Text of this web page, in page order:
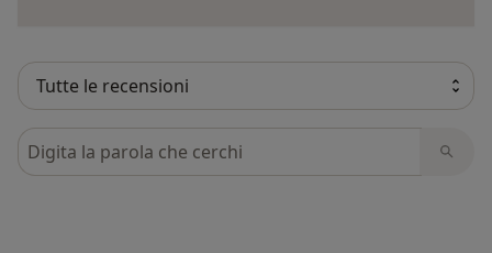
Cerca nelle recensioni